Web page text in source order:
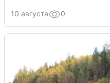
10 августа 0